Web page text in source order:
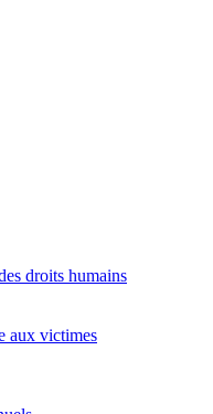
droits humains
aux victimes